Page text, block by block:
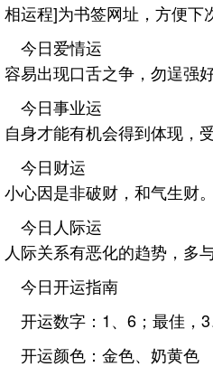
相运程]为书签网址，方便下
今日爱情运
容易出现口舌之争，勿逞强好
今日事业运
自身才能有机会得到体现，
今日财运
小心因是非破财，和气生财。
今日人际运
人际关系有恶化的趋势，多
今日开运指南
开运数字：1、6；最佳，3
开运颜色：金色、奶黄色